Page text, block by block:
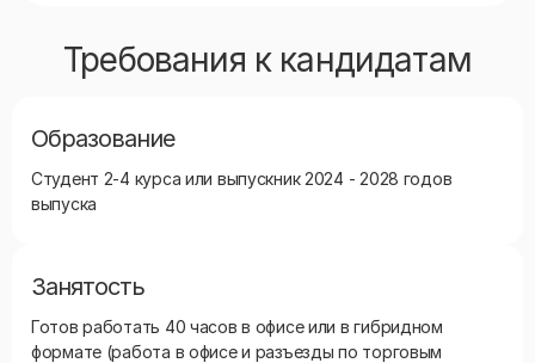
Требования к кандидатам
Образование
Студент 2-4 курса или выпускник 2024 - 2028 годов
выпуска
Занятость
Готов работать 40 часов в офисе или в гибридном
формате (работа в офисе и разъезды по торговым